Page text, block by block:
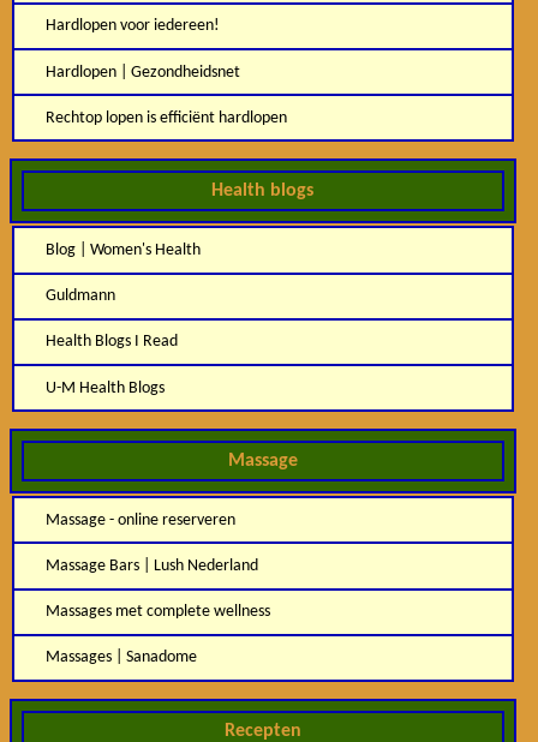
Hardlopen voor iedereen!
Hardlopen | Gezondheidsnet
Rechtop lopen is efficiënt hardlopen
Health blogs
Blog | Women's Health
Guldmann
Health Blogs I Read
U-M Health Blogs
Massage
Massage - online reserveren
Massage Bars | Lush Nederland
Massages met complete wellness
Massages | Sanadome
Recepten